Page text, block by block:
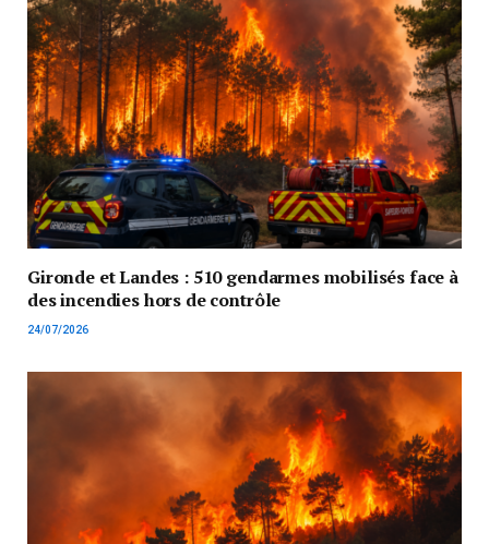
Gironde et Landes : 510 gendarmes mobilisés face à
des incendies hors de contrôle
24/07/2026